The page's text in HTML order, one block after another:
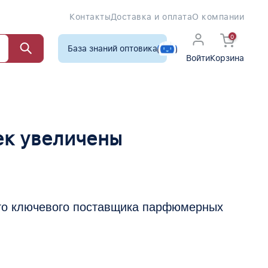
КонтактыДоставка и оплатаО компании
База знаний оптовика
Войти
0
Корзина
увеличены
ключевого поставщика парфюмерных